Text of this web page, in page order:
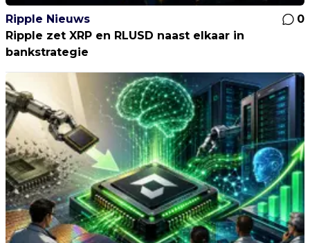
Ripple Nieuws
0
Ripple zet XRP en RLUSD naast elkaar in
bankstrategie